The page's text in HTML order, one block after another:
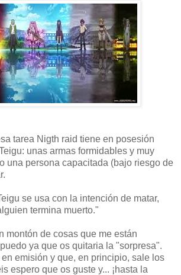
tarea Nigth raid tiene en posesión
unas armas formidables y muy
una persona capacitada (bajo riesgo de
se usa con la intención de matar,
termina muerto."
montón de cosas que me están
ya que os quitaria la "sorpresa".
emisión y que, en principio, sale los
espero que os guste y... ¡hasta la